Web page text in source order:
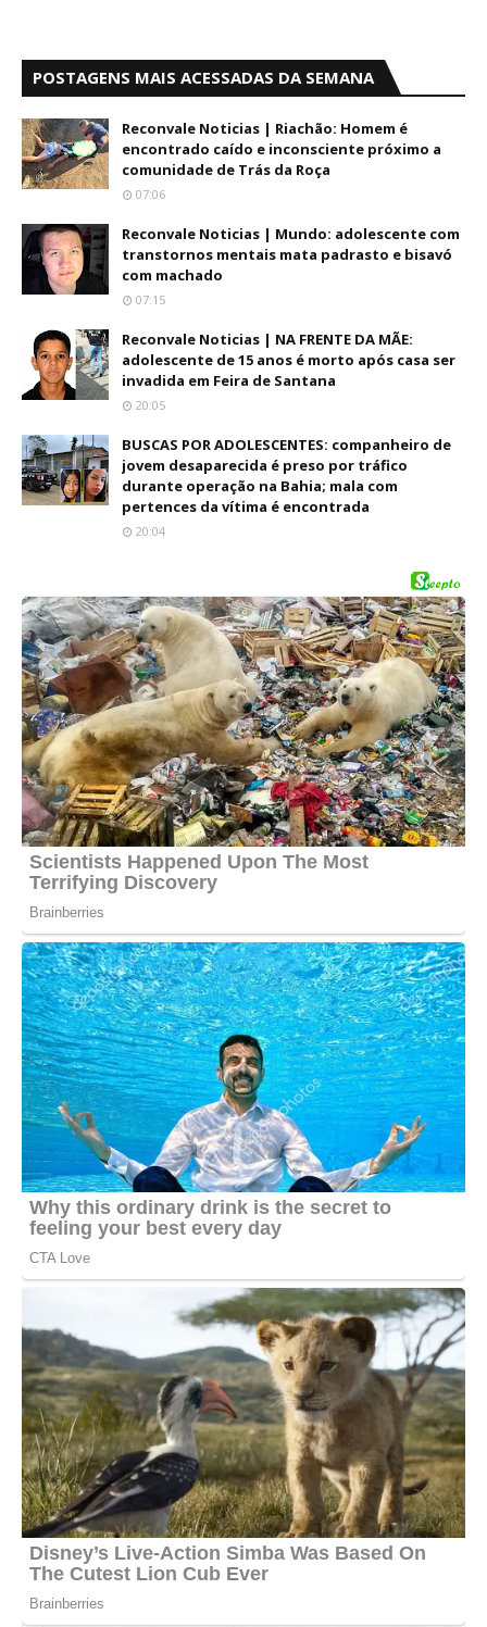
POSTAGENS MAIS ACESSADAS DA SEMANA
Reconvale Noticias | Riachão: Homem é
encontrado caído e inconsciente próximo a
comunidade de Trás da Roça
07:06
Reconvale Noticias | Mundo: adolescente com
transtornos mentais mata padrasto e bisavó
com machado
07:15
Reconvale Noticias | NA FRENTE DA MÃE:
adolescente de 15 anos é morto após casa ser
invadida em Feira de Santana
20:05
BUSCAS POR ADOLESCENTES: companheiro de
jovem desaparecida é preso por tráfico
durante operação na Bahia; mala com
pertences da vítima é encontrada
20:04